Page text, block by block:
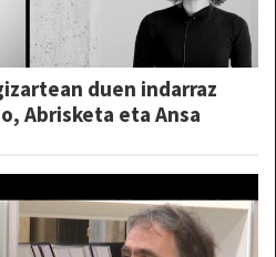
duen indarraz
Abrisketa eta Ansa